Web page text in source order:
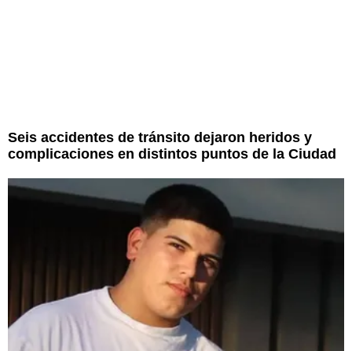
Seis accidentes de tránsito dejaron heridos y
complicaciones en distintos puntos de la Ciudad